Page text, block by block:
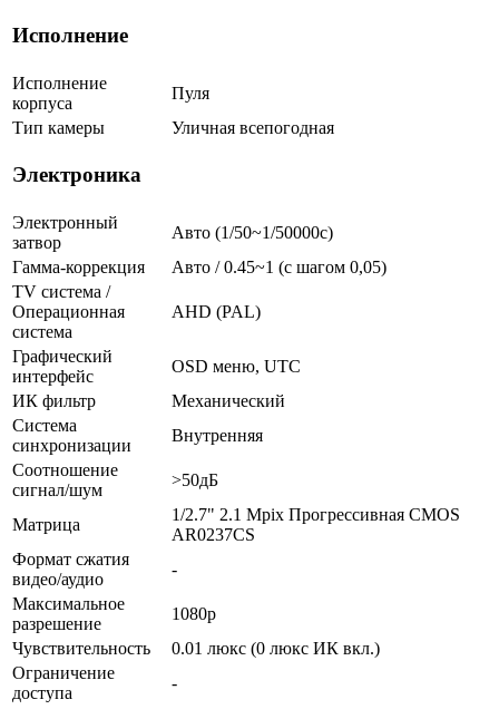
Исполнение
Исполнение
корпуса
Пуля
Тип камеры
Уличная всепогодная
Электроника
Электронный
затвор
Авто (1/50~1/50000с)
Гамма-коррекция
Авто / 0.45~1 (с шагом 0,05)
TV система /
Операционная
система
AHD (PAL)
Графический
интерфейс
OSD меню, UTC
ИК фильтр
Механический
Система
синхронизации
Внутренняя
Соотношение
сигнал/шум
>50дБ
Матрица
1/2.7" 2.1 Mpix Прогрессивная CMOS
AR0237CS
Формат сжатия
видео/аудио
-
Максимальное
разрешение
1080p
Чувствительность
0.01 люкс (0 люкс ИК вкл.)
Ограничение
доступа
-